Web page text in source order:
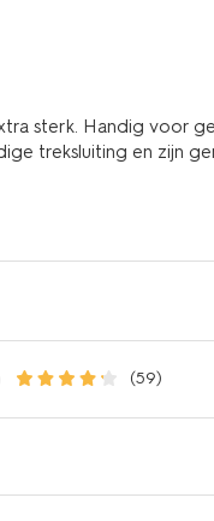
sterk. Handig voor
treksluiting en zijn
(59)